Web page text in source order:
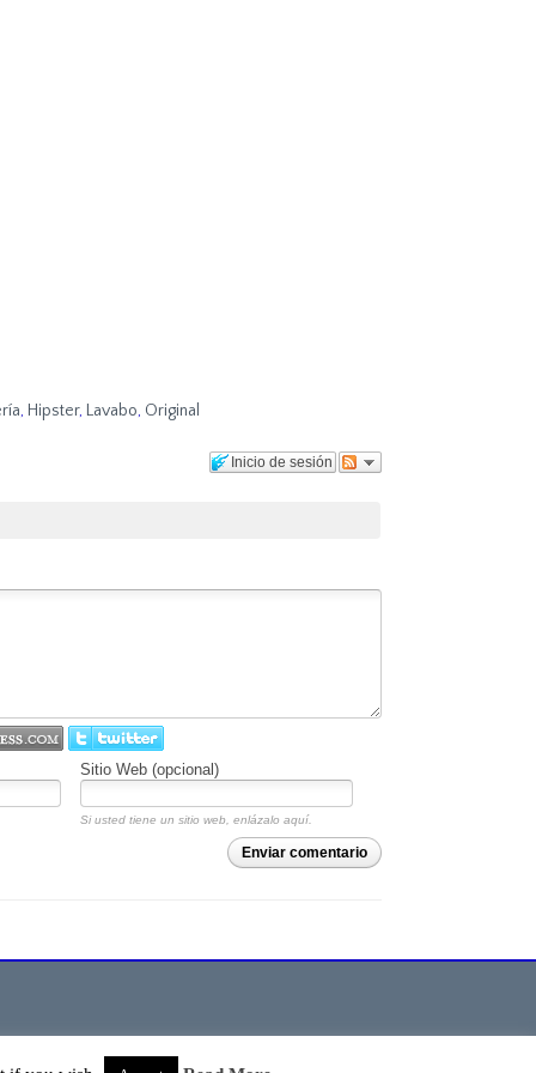
, Hipster, Lavabo, Original
Inicio de sesión
Sitio Web (opcional)
Si usted tiene un sitio web, enlázalo aquí.
Enviar comentario